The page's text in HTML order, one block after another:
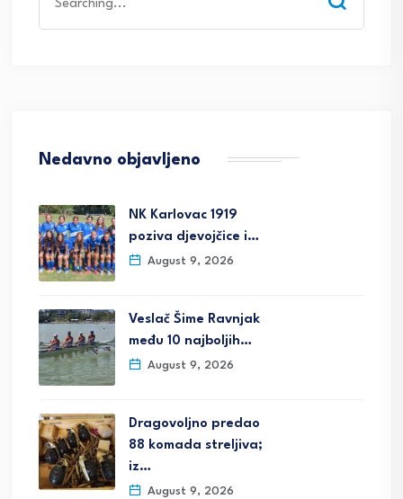
for:
Nedavno objavljeno
NK Karlovac 1919
poziva djevojčice i…
August 9, 2026
Veslač Šime Ravnjak
među 10 najboljih…
August 9, 2026
Dragovoljno predao
88 komada streljiva;
iz…
August 9, 2026